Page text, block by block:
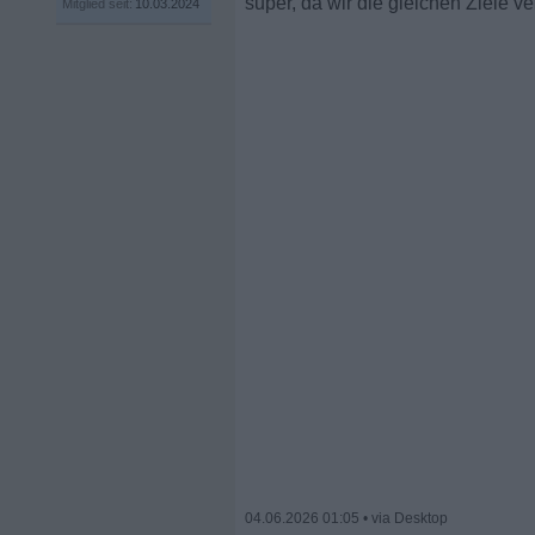
Mitglied seit: 10.03.2024
04.06.2026 01:05 •